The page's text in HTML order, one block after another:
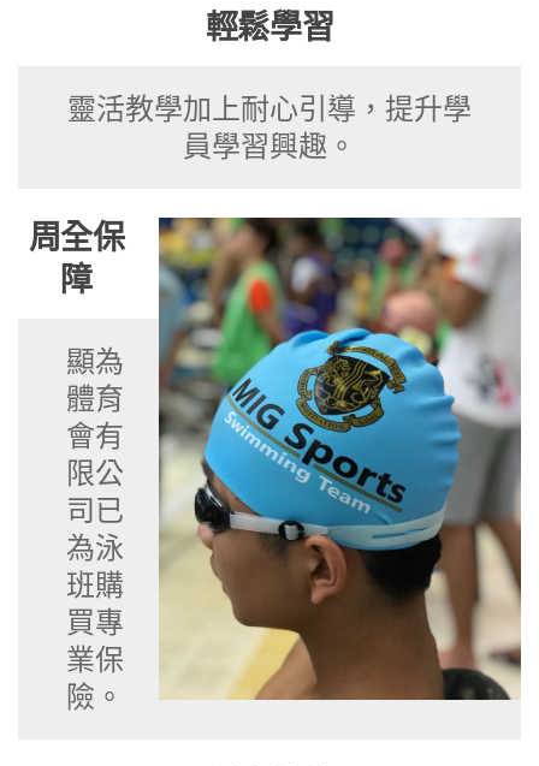
輕鬆學習
靈活教學加上耐心引導，提升學
員學習興趣。
周全保
障
顯為
體育
會有
限公
司已
為泳
班購
買專
業保
險。